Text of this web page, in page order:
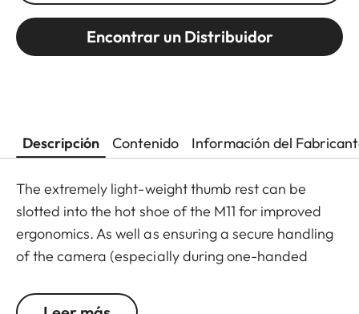
Encontrar un Distribuidor
Descripción Contenido Información del
The extremely light-weight thumb rest can be
slotted into the hot shoe of the M11 for improved
ergonomics. As well as ensuring a secure handling
of the camera (especially during one-handed
exposure times. Thanks to its elegant design and